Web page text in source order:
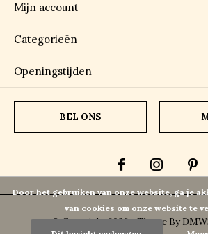
Mijn account
Categorieën
Openingstijden
BEL ONS
© Copyright2026- Theme By
Door het gebruiken van onze website, ga je
van cookies om onze website te